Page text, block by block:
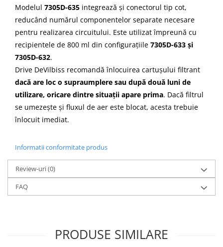
Modelul 7305D-635 integrează și conectorul tip cot,
reducând numărul componentelor separate necesare
pentru realizarea circuitului. Este utilizat împreună cu
recipientele de 800 ml din configurațiile 7305D-633 și
7305D-632.
Drive DeVilbiss recomandă înlocuirea cartușului filtrant
dacă are loc o supraumplere sau după două luni de
utilizare, oricare dintre situații apare prima. Dacă filtrul
se umezește și fluxul de aer este blocat, acesta trebuie
înlocuit imediat.
Informatii conformitate produs
Review-uri(0)
FAQ
PRODUSE SIMILARE